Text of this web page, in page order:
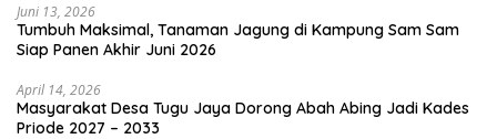
Juni 13, 2026
Tumbuh Maksimal, Tanaman Jagung di Kampung Sam Sam
Siap Panen Akhir Juni 2026
April 14, 2026
Masyarakat Desa Tugu Jaya Dorong Abah Abing Jadi Kades
Priode 2027 – 2033